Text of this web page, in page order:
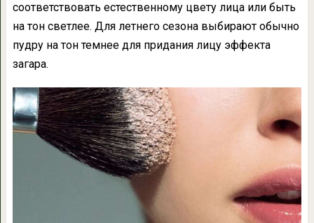
соответствовать естественному цвету лица или быть
на тон светлее. Для летнего сезона выбирают обычно
пудру на тон темнее для придания лицу эффекта
загара.